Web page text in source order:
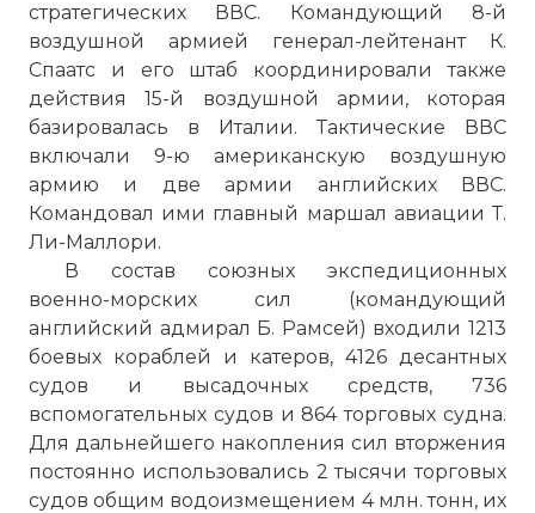
стратегических ВВС. Командующий 8-й
воздушной армией генерал-лейтенант К.
Спаатс и его штаб координировали также
действия 15-й воздушной армии, которая
базировалась в Италии. Тактические ВВС
включали 9-ю американскую воздушную
армию и две армии английских ВВС.
Командовал ими главный маршал авиации Т.
Ли-Маллори.
В состав союзных экспедиционных
военно-морских сил (командующий
английский адмирал Б. Рамсей) входили 1213
боевых кораблей и катеров, 4126 десантных
судов и высадочных средств, 736
вспомогательных судов и 864 торговых судна.
Для дальнейшего накопления сил вторжения
постоянно использовались 2 тысячи торговых
судов общим водоизмещением 4 млн. тонн, их